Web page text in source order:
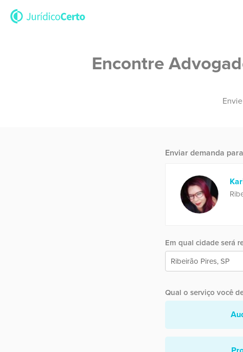
Encontre
Enviar demanda
Em qual cidade será
Qual o serviço você